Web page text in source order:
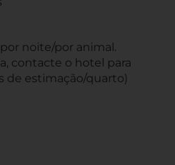
noite/por animal.
contacte o hotel para
de estimação/quarto)